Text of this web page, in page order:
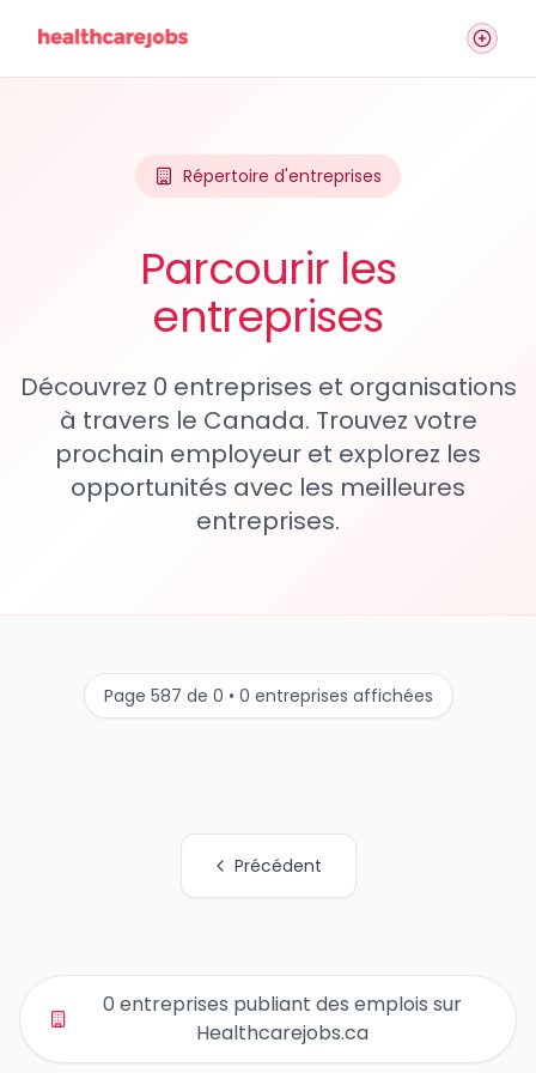
Répertoire d'entreprises
Parcourir les
entreprises
Découvrez 0 entreprises et organisations
à travers le Canada. Trouvez votre
prochain employeur et explorez les
opportunités avec les meilleures
entreprises.
Page 587 de 0 • 0 entreprises affichées
Précédent
0 entreprises publiant des emplois sur
Healthcarejobs.ca